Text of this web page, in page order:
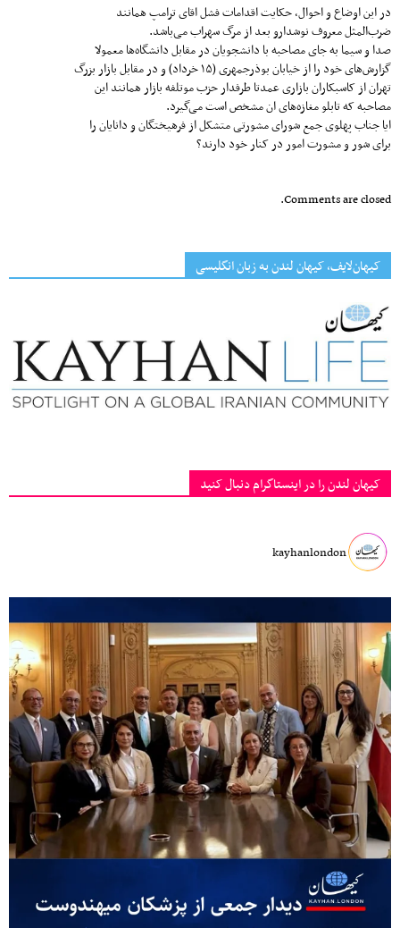
در این اوضاع و احوال، حکایت اقدامات فشل اقای ترامپ همانند
ضرب‌المثل معروف نوشدارو بعد از مرگ سهراب می‌باشد.
صدا و سیما به جای مصاحبه با دانشجویان در مقابل دانشگاه‌ها معمولا
گزارش‌های خود را از خیابان بوذرجمهری (۱۵ خرداد) و در مقابل بازار بزرگ
تهران از کاسبکاران بازاری عمدتا طرفدار حزب موتلفه بازار همانند این
مصاحبه که تابلو مغازه‌های ان مشخص است می‌گیرد.
ایا جناب پهلوی جمع شورای مشورتی متشکل از فرهیختگان و دانایان را
برای شور و مشورت امور در کنار خود دارند؟
Comments are closed.
کیهان‌لایف، کیهان لندن به زبان انگلیسی
کیهان لندن را در اینستاگرام دنبال کنید
kayhanlondon